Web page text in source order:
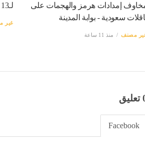
إمدادات هرمز والهجمات على
سعودية - بوابة المدينة
مصنف منذ 11 ساعة
لـ13 ألف جنيه - بوابة المدينة
غير
Facebook